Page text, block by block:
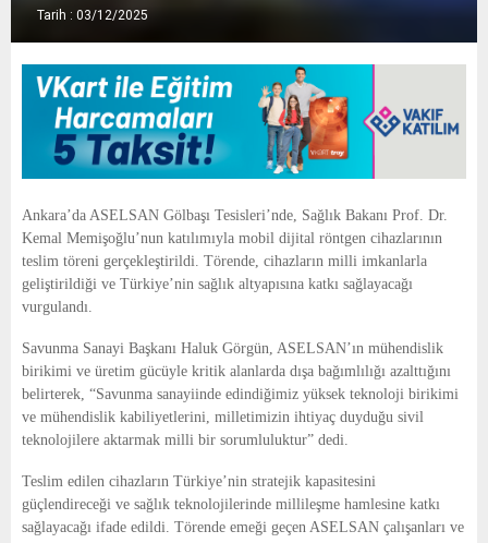
E
N
Tarih : 03/12/2025
Ankara’da ASELSAN Gölbaşı Tesisleri’nde, Sağlık Bakanı Prof. Dr.
Kemal Memişoğlu’nun katılımıyla mobil dijital röntgen cihazlarının
teslim töreni gerçekleştirildi. Törende, cihazların milli imkanlarla
geliştirildiği ve Türkiye’nin sağlık altyapısına katkı sağlayacağı
vurgulandı.
Savunma Sanayi Başkanı Haluk Görgün, ASELSAN’ın mühendislik
birikimi ve üretim gücüyle kritik alanlarda dışa bağımlılığı azalttığını
belirterek, “Savunma sanayiinde edindiğimiz yüksek teknoloji birikimi
ve mühendislik kabiliyetlerini, milletimizin ihtiyaç duyduğu sivil
teknolojilere aktarmak milli bir sorumluluktur” dedi.
Teslim edilen cihazların Türkiye’nin stratejik kapasitesini
güçlendireceği ve sağlık teknolojilerinde millileşme hamlesine katkı
sağlayacağı ifade edildi. Törende emeği geçen ASELSAN çalışanları ve